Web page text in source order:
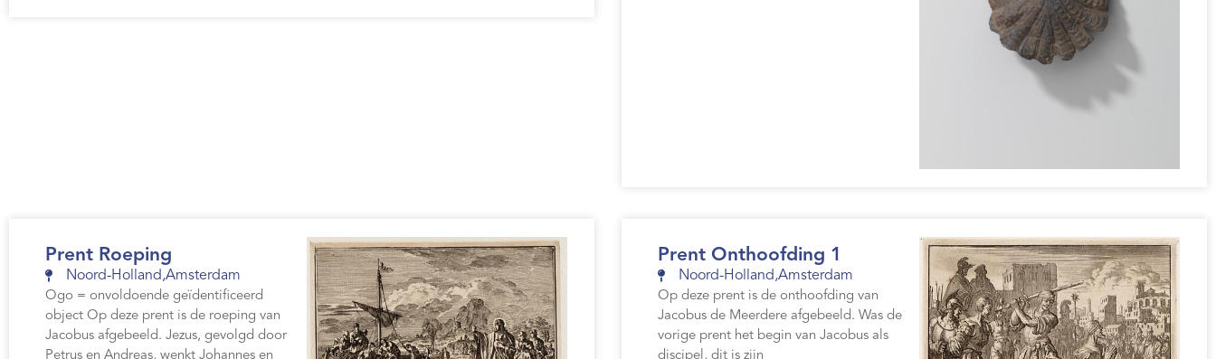
Prent Roeping
Noord-Holland,Amsterdam
Ogo = onvoldoende geïdentificeerd
object Op deze prent is de roeping van
Jacobus afgebeeld. Jezus, gevolgd door
Petrus en Andreas, wenkt Johannes en
Prent Onthoofding 1
Noord-Holland,Amsterdam
Op deze prent is de onthoofding van
Jacobus de Meerdere afgebeeld. Was de
vorige prent het begin van Jacobus als
discipel, dit is zijn